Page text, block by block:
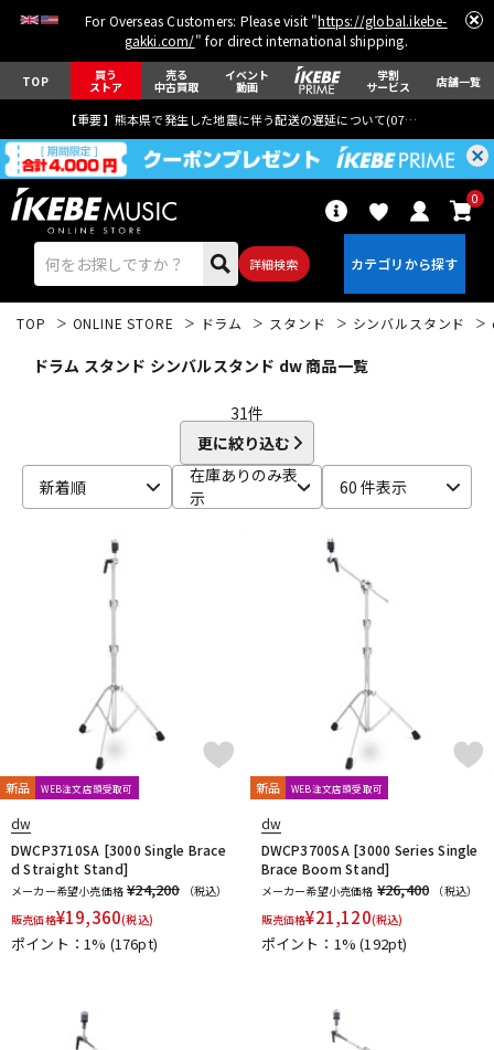
For Overseas Customers: Please visit "https://global.ikebe-
gakki.com/" for direct international shipping.
TOP 買う
ストア
売る
中古買取
イベント
動画
学割
サービス 店舗一覧
【重要】熊本県で発生した地震に伴う配送の遅延について(07月29日
詳細検索
0
ドラム パーカッション
キーボード 電子ピアノ
管楽器 その他楽器
アンプ エフェクター
DJ機器 DTM
TOP ONLINE STORE ドラム スタンド シンバルスタンド
ドラム スタンド シンバルスタンド dw 商品一覧
31件
更に絞り込む
新着順
在庫ありのみ表
示
60 件表示
新品 WEB注文店頭受取可
dw
DWCP3710SA [3000 Single Brace
d Straight Stand]
メーカー希望小売価格 ¥24,200
（税込）
販売価格¥19,360(税込)
ポイント：1% (176pt)
新品 WEB注文店頭受取可
dw
DWCP3700SA [3000 Series Single
Brace Boom Stand]
メーカー希望小売価格 ¥26,400
（税込）
販売価格¥21,120(税込)
ポイント：1%(192pt)